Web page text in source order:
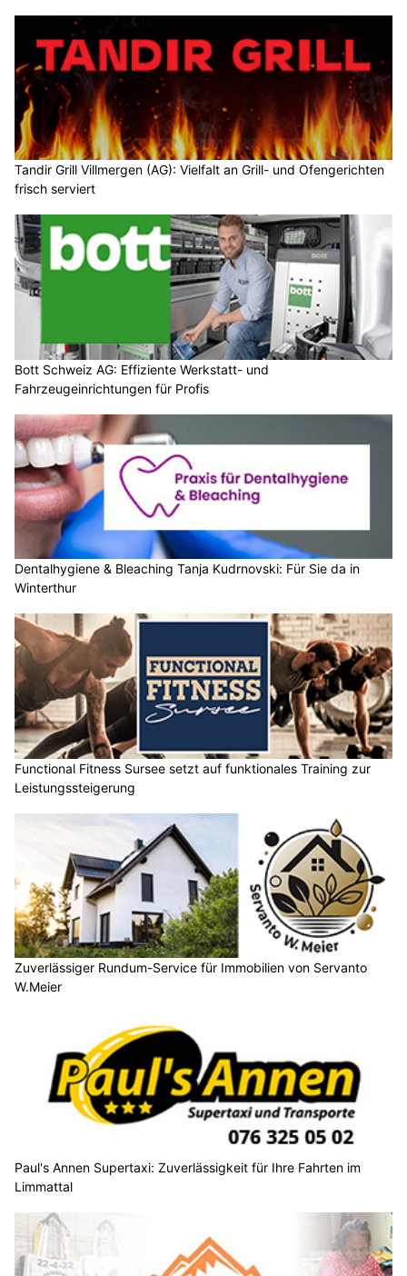
Tandir Grill Villmergen (AG): Vielfalt an Grill- und Ofengerichten
frisch serviert
Bott Schweiz AG: Effiziente Werkstatt- und
Fahrzeugeinrichtungen für Profis
Dentalhygiene & Bleaching Tanja Kudrnovski: Für Sie da in
Winterthur
Functional Fitness Sursee setzt auf funktionales Training zur
Leistungssteigerung
Zuverlässiger Rundum-Service für Immobilien von Servanto
W.Meier
Paul's Annen Supertaxi: Zuverlässigkeit für Ihre Fahrten im
Limmattal